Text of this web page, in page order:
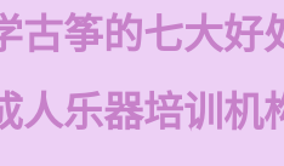
古筝的七大好
人乐器培训机